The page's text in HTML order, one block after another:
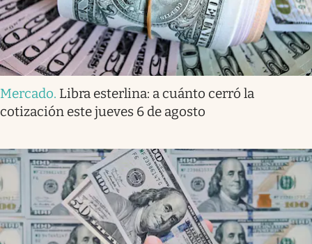
Mercado. Libra esterlina: a cuánto cerró la
cotización este jueves 6 de agosto